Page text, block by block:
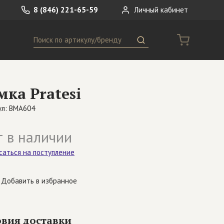
8 (846) 221-65-59 Личный кабинет
Другое
Поиск
Pratesi
BMA604
в наличии
на поступление
Добавить в избранное
доставки